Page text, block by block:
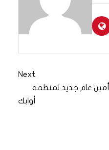
Next
أمين عام جديد لمنظمة
أوابك